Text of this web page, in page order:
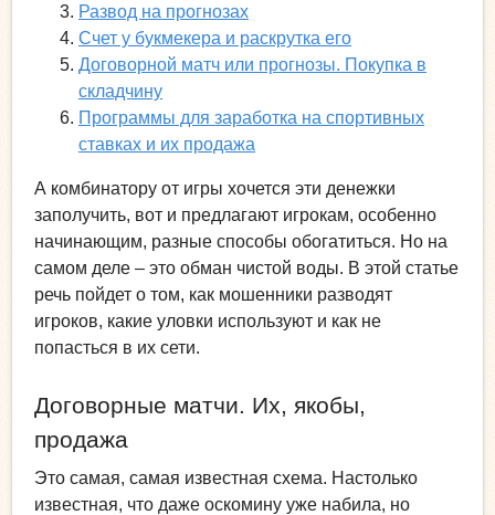
Развод на прогнозах
Счет у букмекера и раскрутка его
Договорной матч или прогнозы. Покупка в
складчину
Программы для заработка на спортивных
ставках и их продажа
А комбинатору от игры хочется эти денежки
заполучить, вот и предлагают игрокам, особенно
начинающим, разные способы обогатиться. Но на
самом деле – это обман чистой воды. В этой статье
речь пойдет о том, как мошенники разводят
игроков, какие уловки используют и как не
попасться в их сети.
Договорные матчи. Их, якобы,
продажа
Это самая, самая известная схема. Настолько
известная, что даже оскомину уже набила, но